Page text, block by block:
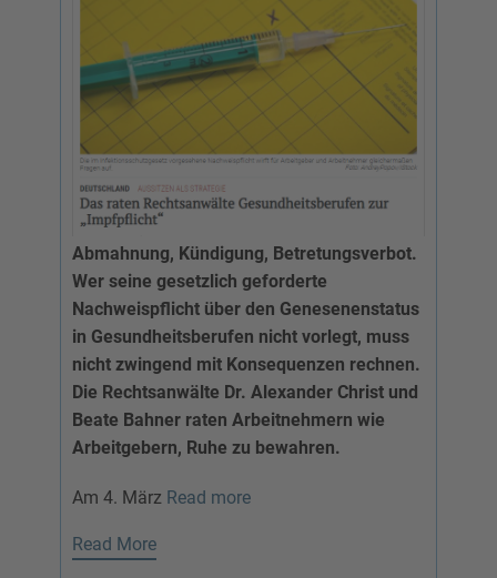
Abmahnung, Kündigung, Betretungsverbot.
Wer seine gesetzlich geforderte
Nachweispflicht über den Genesenenstatus
in Gesundheitsberufen nicht vorlegt, muss
nicht zwingend mit Konsequenzen rechnen.
Die Rechtsanwälte Dr. Alexander Christ und
Beate Bahner raten Arbeitnehmern wie
Arbeitgebern, Ruhe zu bewahren.
Am 4. März Read more
Read More